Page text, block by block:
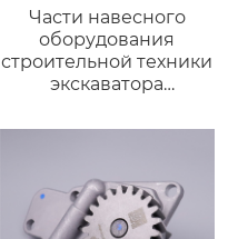
Части навесного
оборудования
строительной техники
экскаватора
выключатель типа
выключателя